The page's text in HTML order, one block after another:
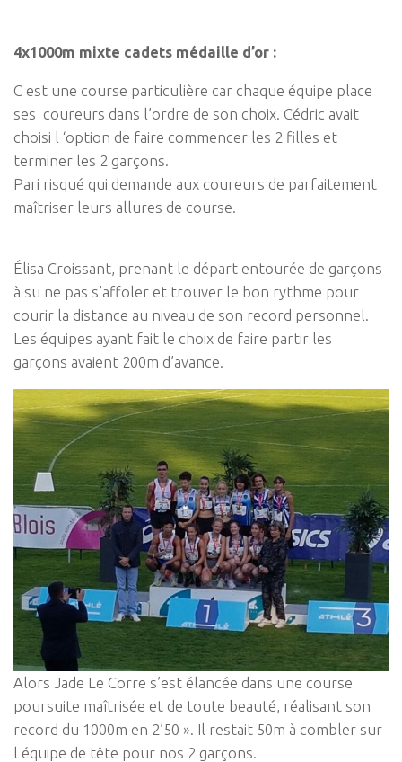
4x1000m mixte cadets médaille d’or :
C est une course particulière car chaque équipe place
ses coureurs dans l’ordre de son choix. Cédric avait
choisi l ‘option de faire commencer les 2 filles et
terminer les 2 garçons.
Pari risqué qui demande aux coureurs de parfaitement
maîtriser leurs allures de course.
Élisa Croissant, prenant le départ entourée de garçons
à su ne pas s’affoler et trouver le bon rythme pour
courir la distance au niveau de son record personnel.
Les équipes ayant fait le choix de faire partir les
garçons avaient 200m d’avance.
Alors Jade Le Corre s’est élancée dans une course
poursuite maîtrisée et de toute beauté, réalisant son
record du 1000m en 2’50 ». Il restait 50m à combler sur
l équipe de tête pour nos 2 garçons.